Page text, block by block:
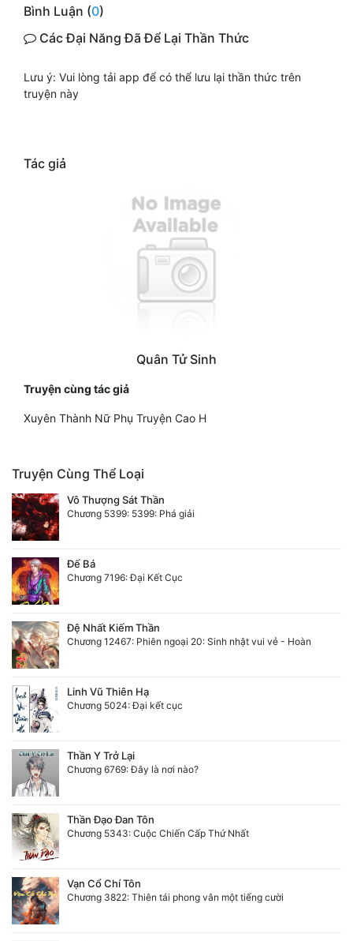
Bình Luận (0)
Các Đại Năng Đã Để Lại Thần Thức
Lưu ý: Vui lòng tải app để có thể lưu lại thần thức trên
truyện này
Tác giả
Quân Tử Sinh
Truyện cùng tác giả
Xuyên Thành Nữ Phụ Truyện Cao H
Truyện Cùng Thể Loại
Vô Thượng Sát Thần
Chương 5399: 5399: Phá giải
Đế Bá
Chương 7196: Đại Kết Cục
Đệ Nhất Kiếm Thần
Chương 12467: Phiên ngoại 20: Sinh nhật vui vẻ - Hoàn
Linh Vũ Thiên Hạ
Chương 5024: Đại kết cục
Thần Y Trở Lại
Chương 6769: Đây là nơi nào?
Thần Đạo Đan Tôn
Chương 5343: Cuộc Chiến Cấp Thứ Nhất
Vạn Cổ Chí Tôn
Chương 3822: Thiên tái phong vân một tiếng cười